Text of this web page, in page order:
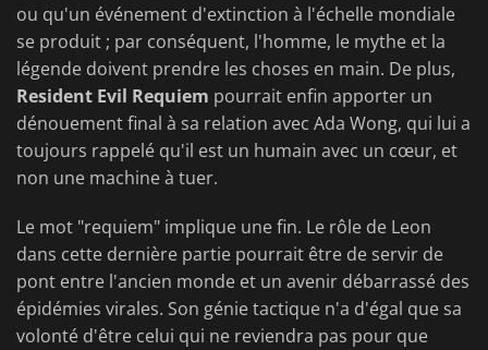
ou qu'un événement d'extinction à l'échelle mondiale
se produit ; par conséquent, l'homme, le mythe et la
légende doivent prendre les choses en main. De plus,
Resident Evil Requiem pourrait enfin apporter un
dénouement final à sa relation avec Ada Wong, qui lui a
toujours rappelé qu'il est un humain avec un cœur, et
non une machine à tuer.
Le mot "requiem" implique une fin. Le rôle de Leon
dans cette dernière partie pourrait être de servir de
pont entre l'ancien monde et un avenir débarrassé des
épidémies virales. Son génie tactique n'a d'égal que sa
volonté d'être celui qui ne reviendra pas pour que